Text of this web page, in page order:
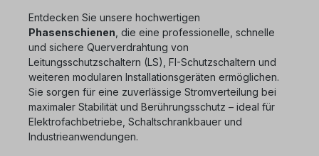
Entdecken Sie unsere hochwertigen
Phasenschienen , die eine professionelle, schnelle
und sichere Querverdrahtung von
Leitungsschutzschaltern (LS), FI-Schutzschaltern und
weiteren modularen Installationsgeräten ermöglichen.
Sie sorgen für eine zuverlässige Stromverteilung bei
maximaler Stabilität und Berührungsschutz – ideal für
Elektrofachbetriebe, Schaltschrankbauer und
Industrieanwendungen.